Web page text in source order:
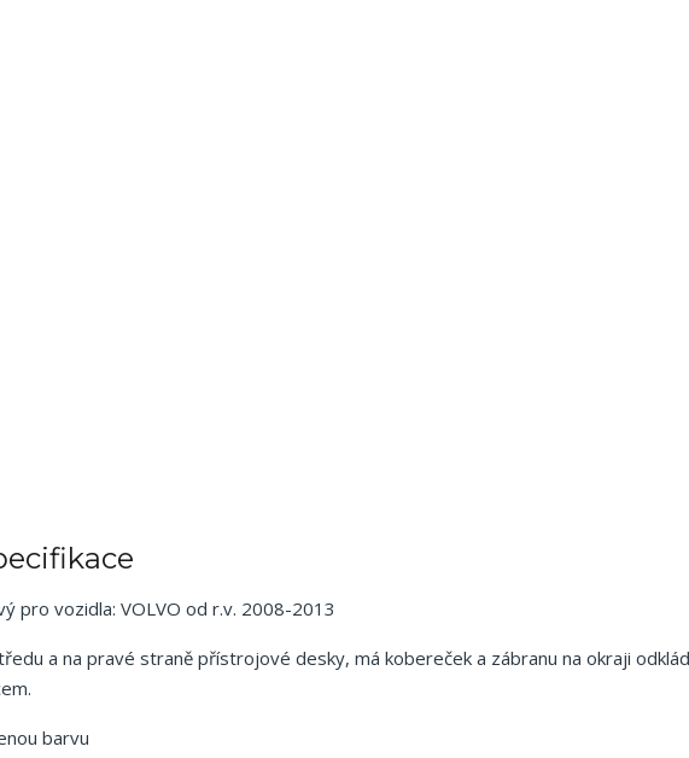
pro vozidla: VOLVO od r.v. 2008-2013
a na pravé straně přístrojové desky, má kobereček a zábranu na okraji
barvu